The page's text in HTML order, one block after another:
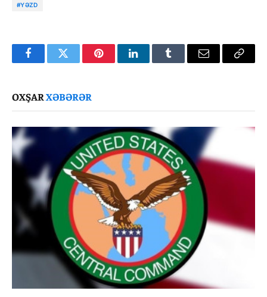
#YƏZD
FacebookTwitter PinterestLinkedInTumblr Email
Copy
OXŞARXƏBƏRƏR